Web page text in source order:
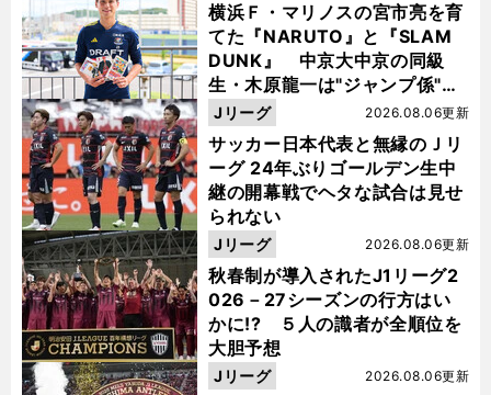
横浜Ｆ・マリノスの宮市亮を育
てた『NARUTO』と『SLAM
DUNK』 中京大中京の同級
生・木原龍一は"ジャンプ係"だ
った
サッカー日本代表と無縁のＪリ
ーグ 24年ぶりゴールデン生中
継の開幕戦でヘタな試合は見せ
られない
2026.08.06更新
Jリーグ
秋春制が導入されたJ1リーグ2
026－27シーズンの行方はい
かに!? ５人の識者が全順位を
大胆予想
2026.08.06更新
Jリーグ
2026.08.06更新
Jリーグ